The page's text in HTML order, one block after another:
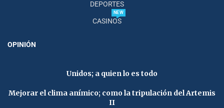
DEPORTES
CASINOS
NEW
OPINIÓN
Unidos; a quien lo es todo
Mejorar el clima anímico; como la tripulación del Artemis
II